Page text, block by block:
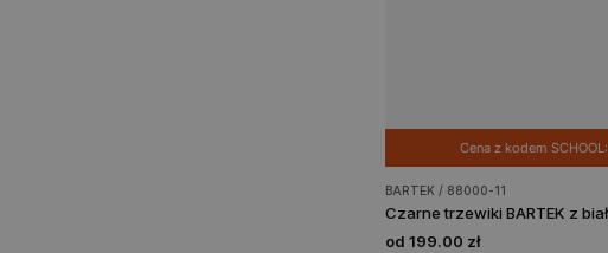
Cena z kodem SCHOOL:
BARTEK / 88000-11
od 199.00 zł